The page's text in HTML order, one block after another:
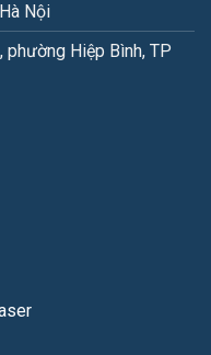
Nội
Hiệp Bình, TP